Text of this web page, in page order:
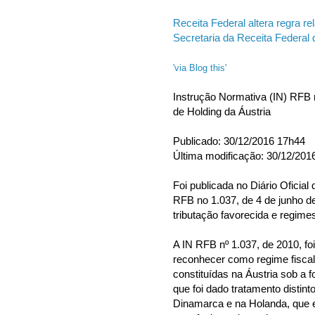
Receita Federal altera regra
Secretaria da Receita Federal
'via Blog this'
Instrução Normativa (IN) RFB
de Holding da Áustria
Publicado: 30/12/2016 17h44
Última modificação: 30/12/
Foi publicada no Diário Oficial
RFB no 1.037, de 4 de junho
tributação favorecida e
A IN RFB nº 1.037, de 2010,
reconhecer como regime
constituídas na Áustria sob a
que foi dado tratamento
Dinamarca e na Holanda, que